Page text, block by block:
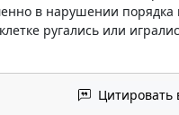
в нарушении
ругались или
Цитировать